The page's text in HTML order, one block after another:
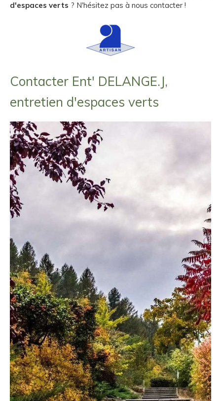
d'espaces verts ? N'hésitez pas à nous contacter !
Contacter Ent' DELANGE.J,
entretien d'espaces verts